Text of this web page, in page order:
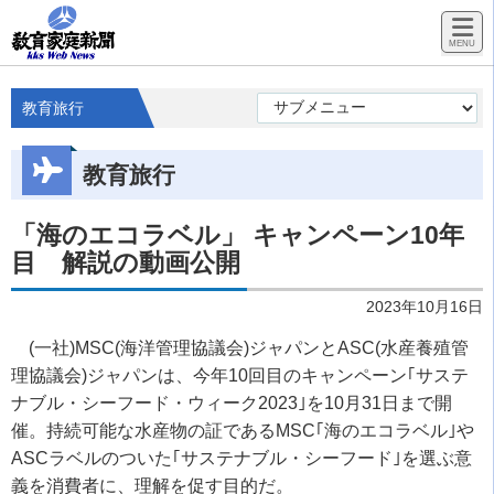
教育旅行
教育旅行
「海のエコラベル」 キャンペーン10年
目 解説の動画公開
2023年10月16日
(一社)MSC(海洋管理協議会)ジャパンとASC(水産養殖管
理協議会)ジャパンは、今年10回目のキャンペーン｢サステ
ナブル・シーフード・ウィーク2023｣を10月31日まで開
催。持続可能な水産物の証であるMSC｢海のエコラベル｣や
ASCラベルのついた｢サステナブル・シーフード｣を選ぶ意
義を消費者に、理解を促す目的だ。